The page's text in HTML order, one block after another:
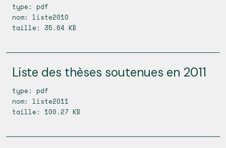
type: pdf
nom: liste2010
taille: 35.64 KB
Liste des thèses soutenues en 2011
type: pdf
nom: liste2011
taille: 100.27 KB